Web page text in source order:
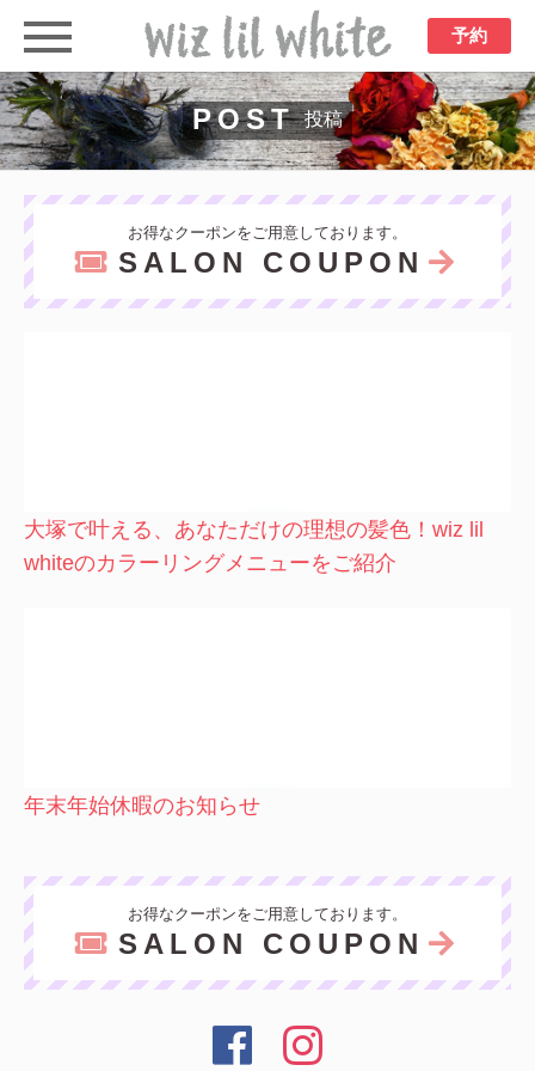
予約
POST 投稿
お得なクーポンをご用意しております。
SALON COUPON
大塚で叶える、あなただけの理想の髪色！wiz lil
whiteのカラーリングメニューをご紹介
年末年始休暇のお知らせ
お得なクーポンをご用意しております。
SALON COUPON